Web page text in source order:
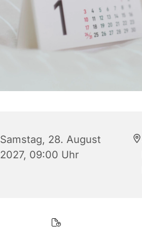
Samstag, 28. August
2027, 09:00 Uhr